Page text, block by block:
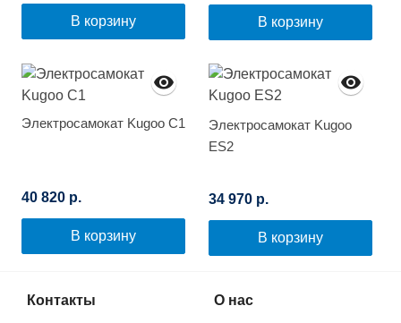
В корзину В корзину
Электросамокат Kugoo C1
40 820 р.
В корзину
Электросамокат Kugoo
ES2
34 970 р.
В корзину
Контакты О нас